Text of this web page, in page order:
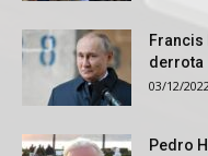
Francis
derrota
03/12/2022
Pedro